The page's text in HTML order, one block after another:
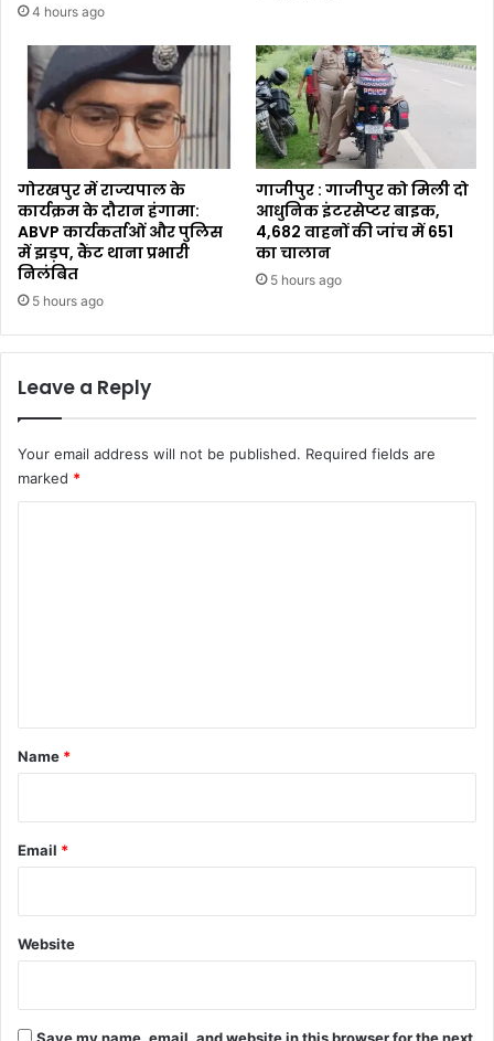
4 hours ago
गोरखपुर में राज्यपाल के
कार्यक्रम के दौरान हंगामा:
ABVP कार्यकर्ताओं और पुलिस
में झड़प, कैंट थाना प्रभारी
निलंबित
5 hours ago
गाजीपुर : गाजीपुर को मिली दो
आधुनिक इंटरसेप्टर बाइक,
4,682 वाहनों की जांच में 651
का चालान
5 hours ago
Leave a Reply
Your email address will not be published. Required fields are
marked *
*
Name *
Email *
Website